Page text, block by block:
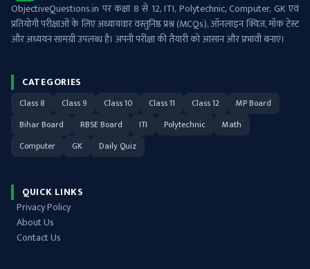
ObjectiveQuestions.in पर कक्षा 8 से 12, ITI, Polytechnic, Computer, GK एवं
प्रतियोगी परीक्षाओं के लिए अध्यायवार वस्तुनिष्ठ प्रश्न (MCQs), ऑनलाइन क्विज़, मॉक टेस्ट
और अध्ययन सामग्री उपलब्ध है। अपनी परीक्षा की तैयारी को आसान और प्रभावी बनाएं।
CATEGORIES
Class 8 Class 9 Class 10 Class 11 Class 12
MP Board
Bihar Board
RBSE Board ITI Polytechnic
Math
Computer
GK Daily Quiz
QUICK LINKS
Privacy Policy
About Us
Contact Us